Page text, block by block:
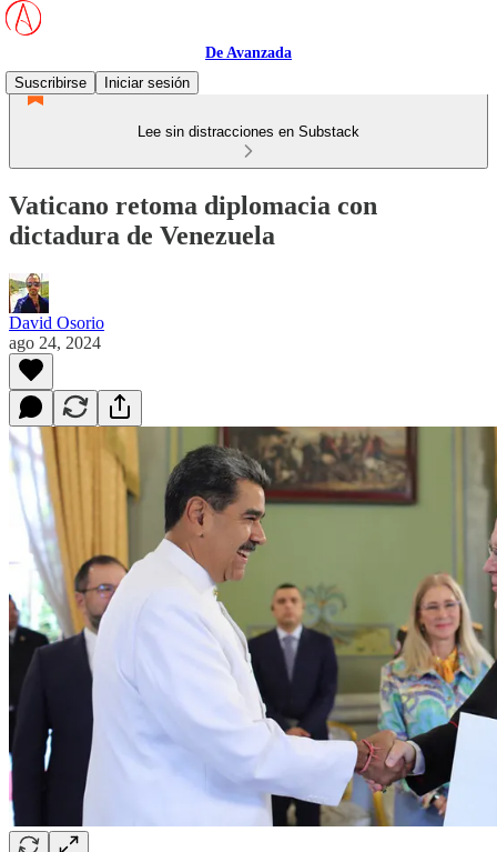
De Avanzada
Suscribirse
Iniciar sesión
Lee sin distracciones en Substack
Vaticano retoma diplomacia con
dictadura de Venezuela
David Osorio
ago 24, 2024